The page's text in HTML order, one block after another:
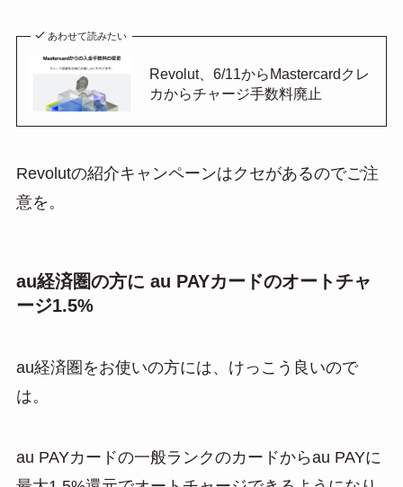
あわせて読みたい
Revolut、6/11からMastercardクレ
カからチャージ手数料廃止
Revolutの紹介キャンペーンはクセがあるのでご注
意を。
au経済圏の方に au PAYカードのオートチャ
ージ1.5%
au経済圏をお使いの方には、けっこう良いので
は。
au PAYカードの一般ランクのカードからau PAYに